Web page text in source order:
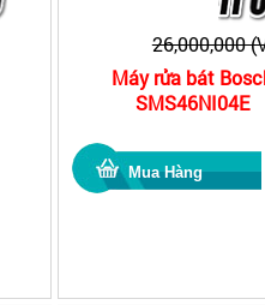
26,000,000
Máy rửa bát
SMS46NI04E